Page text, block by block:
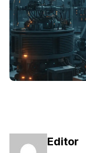
Editor